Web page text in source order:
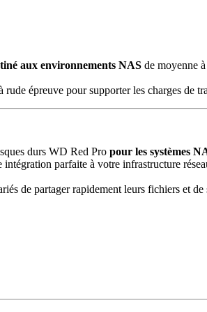
aux environnements NAS de moyenne
rude épreuve pour supporter les charges de
durs WD Red Pro pour les systèmes
parfaite à votre infrastructure
de partager rapidement leurs fichiers et